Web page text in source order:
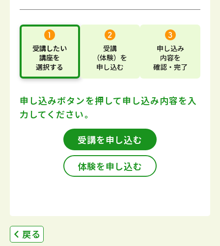
受講したい
講座を
選択する
受講
（体験） を
申し込む
申し込み
内容を
確認・完了
申し込みボタンを押して申し込み内容を入
力してください。
受講を申し込む
体験を申し込む
戻る